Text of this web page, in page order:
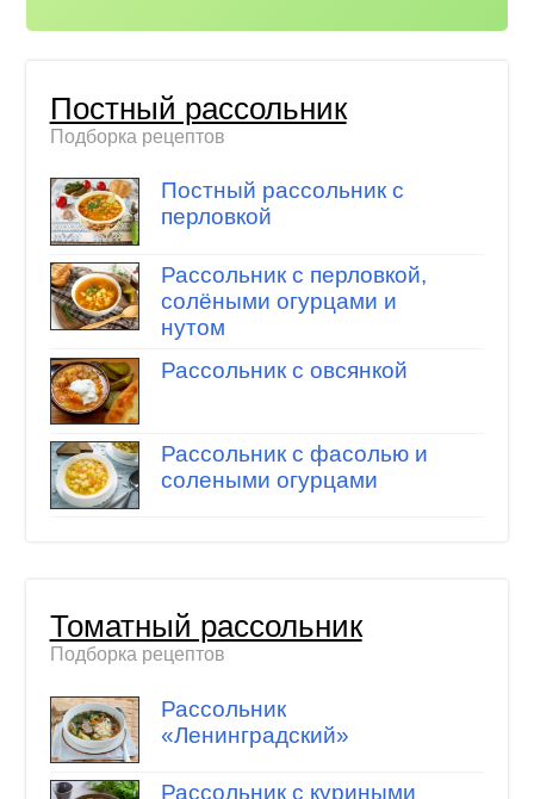
Постный рассольник
Подборка рецептов
Постный рассольник с
перловкой
Рассольник с перловкой,
солёными огурцами и
нутом
Рассольник с овсянкой
Рассольник с фасолью и
солеными огурцами
Томатный рассольник
Подборка рецептов
Рассольник
«Ленинградский»
Рассольник с куриными